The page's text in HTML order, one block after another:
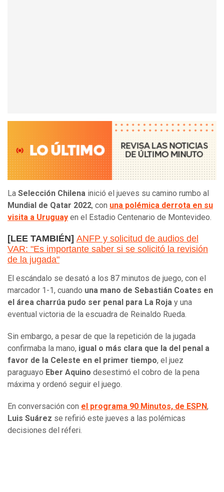
La Selección Chilena inició el jueves su camino rumbo al
Mundial de Qatar 2022, con una polémica derrota en su
visita a Uruguay en el Estadio Centenario de Montevideo.
[LEE TAMBIÉN] ANFP y solicitud de audios del
VAR: "Es importante saber si se solicitó la revisión
de la jugada"
El escándalo se desató a los 87 minutos de juego, con el
marcador 1-1, cuando una mano de Sebastián Coates en
el área charrúa pudo ser penal para La Roja y una
eventual victoria de la escuadra de Reinaldo Rueda.
Sin embargo, a pesar de que la repetición de la jugada
confirmaba la mano, igual o más clara que la del penal a
favor de la Celeste en el primer tiempo, el juez
paraguayo Eber Aquino desestimó el cobro de la pena
máxima y ordenó seguir el juego.
En conversación con el programa 90 Minutos, de ESPN,
Luis Suárez se refirió este jueves a las polémicas
decisiones del réferi.